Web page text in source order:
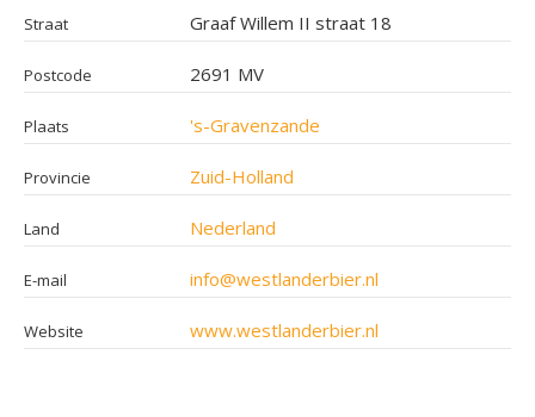
Straat Graaf Willem II straat 18
Postcode 2691 MV
Plaats 's-Gravenzande
Provincie Zuid-Holland
Land Nederland
E-mail info@westlanderbier.nl
Website www.westlanderbier.nl